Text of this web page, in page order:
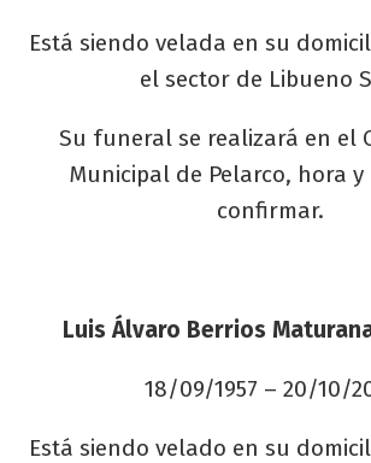
Está siendo velada en su
el sector de Libueno
Su funeral se realizará en el
Municipal de Pelarco, hora
confirmar.
Luis Álvaro Berrios Maturana
18/09/1957 – 20/10/
Está siendo velado en su